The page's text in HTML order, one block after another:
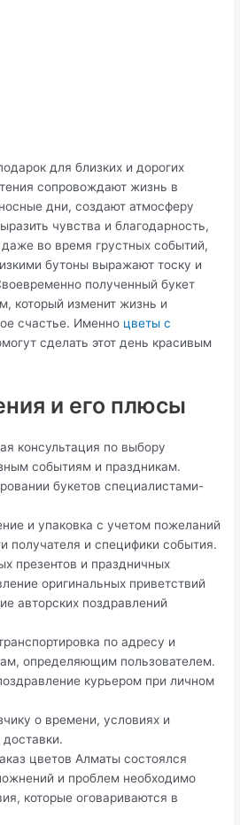
для близких и дорогих
сопровождают жизнь в
дни, создают атмосферу
чувства и благодарность,
во время грустных событий,
бутоны выражают тоску и
полученный букет
который изменит жизнь и
счастье. Именно цветы с
сделать этот день красивым
и его плюсы
консультация по выбору
событиям и праздникам.
букетов специалистами-
и упаковка с учетом пожеланий
получателя и специфики события.
презентов и праздничных
оригинальных приветствий
авторских поздравлений
по адресу и
определяющим пользователем.
курьером при личном
о времени, условиях и
доставки.
цветов Алматы состоялся
и проблем необходимо
которые оговариваются в